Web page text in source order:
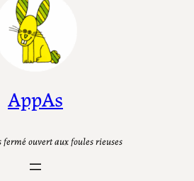
AppAs
fermé ouvert aux foules rieuses